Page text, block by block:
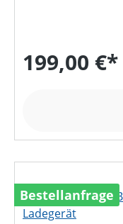
199,00 €*
Bestellanfrage